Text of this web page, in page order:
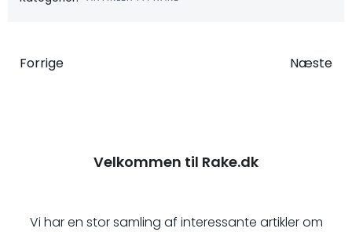
Indlægsnavigation
Forrige Næste
Velkommen til Rake.dk
Vi har en stor samling af interessante artikler om